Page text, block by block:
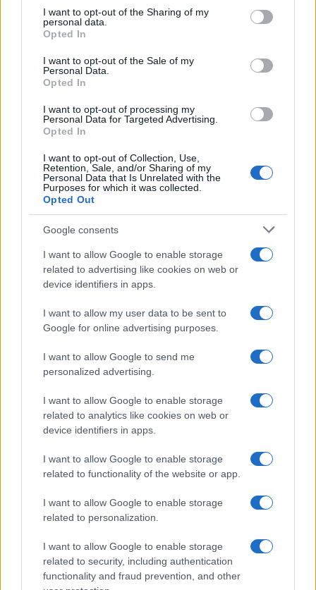
not limited to your visit or usage behaviour. You may click to
grant or deny consent to Google and its third-party tags to
use your data for below specified purposes in below Google
consent section.
I want to opt-out of the Sharing of my
personal data.
Opted In
I want to opt-out of the Sale of my
Personal Data.
Opted In
I want to opt-out of processing my
Personal Data for Targeted Advertising.
Opted In
I want to opt-out of Collection, Use,
Retention, Sale, and/or Sharing of my
Personal Data that Is Unrelated with the
Purposes for which it was collected.
Opted Out
Google consents
I want to allow Google to enable storage
related to advertising like cookies on web or
device identifiers in apps.
I want to allow my user data to be sent to
Google for online advertising purposes.
I want to allow Google to send me
personalized advertising.
I want to allow Google to enable storage
related to analytics like cookies on web or
device identifiers in apps.
I want to allow Google to enable storage
related to functionality of the website or app.
I want to allow Google to enable storage
related to personalization.
I want to allow Google to enable storage
related to security, including authentication
functionality and fraud prevention, and other
TEMI:
Contributi Per La Prima Casa Nei Piccoli Comuni
Sardi
Notizie Sardegna
Inviaci le tue segnalazioni,
Su WhatsApp al numero +39
345 356 7512
Notizie in tempo reale?
Entra nel canale telegram di
GalluraOggi.it
Ricevi le nostre ultime news
daGoogle News
Condividi l'articolo
a
ce
b
o
T
w
it
te
r
Pi
n
te
re
st
W
h
at
s
A
S
h
a
re
Articolo precedente
Prossimo articolo